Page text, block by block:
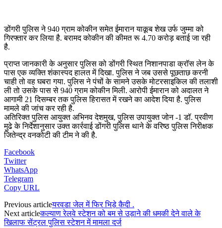
डोंगरी पुलिस ने 940 ग्राम कोकीन समेत ईमारान याक़ूब शेख उर्फ जुम्मा को
गिरफ्तार कर लिया है. बरामद कोकीन की कीमत रू 4.70 करोड़ बताई जा रही
है.
प्राप्त जानकारी के अनुसार पुलिस को डोंगरी स्थित निशानपाडा क्रॉस लेन के
पास एक व्यक्ति शंकास्पद हालत में दिखा. पुलिस ने जब उससे पूछताछ करनी
चाही तो वह घबरा गया. पुलिस ने पंचों के सामने उसके मोटरसाइकिल की तलाशी
ली तो उसके पास से 940 ग्राम कोकीन मिली. आरोपी ईमारान को अदालत ने
आगामी 21 दिसम्बर तक पुलिस हिरासत में रखने का आदेश दिया है. पुलिस
मामले की जांच कर रही है.
अतिरिक्त पुलिस आयुक्त अभिनव देशमुख, पुलिस उपायुक्त जोन -1 डॉ. प्रवीण
मुढे के निर्देशानुसार उक्त कार्रवाई डोंगरी पुलिस थाने के वरिष्ठ पुलिस निरीक्षक
जितेन्द्र वनकोटी की टीम ने की है.
Facebook
Twitter
WhatsApp
Telegram
Copy URL
Previous articleयरवडा जेल में फिर भिड़े कैदी .
Next articleकल्याण रेलवे स्टेशन को बम से उड़ाने की धमकी देने वाले के
खिलाफ सेंट्रल पुलिस स्टेशन में मामला दर्ज